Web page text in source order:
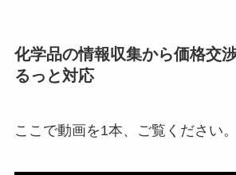
化学品の情報収集から価格交
るっと対応
ここで動画を1本、ご覧ください。